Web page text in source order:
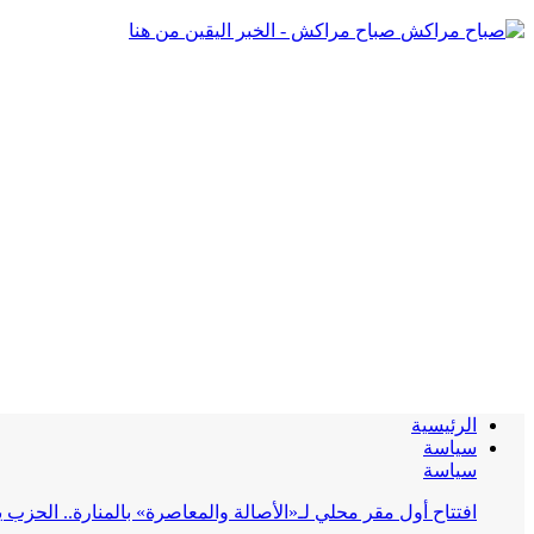
صباح مراكش - الخبر اليقين من هنا
الرئيسية
سياسة
سياسة
افتتاح أول مقر محلي لـ«الأصالة والمعاصرة» بالمنارة..